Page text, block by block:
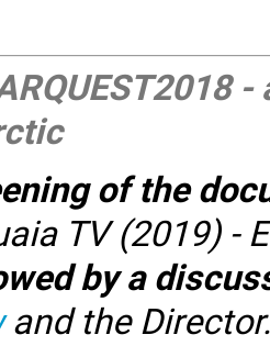
of the
TV (2019) -
by a
and the